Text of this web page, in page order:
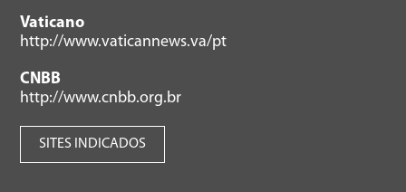
Vaticano
http://www.vaticannews.va/pt
CNBB
http://www.cnbb.org.br
SITES INDICADOS